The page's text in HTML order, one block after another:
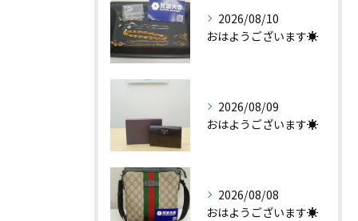
2026/08/10
おはようございます☀
2026/08/09
おはようございます☀
2026/08/08
おはようございます☀